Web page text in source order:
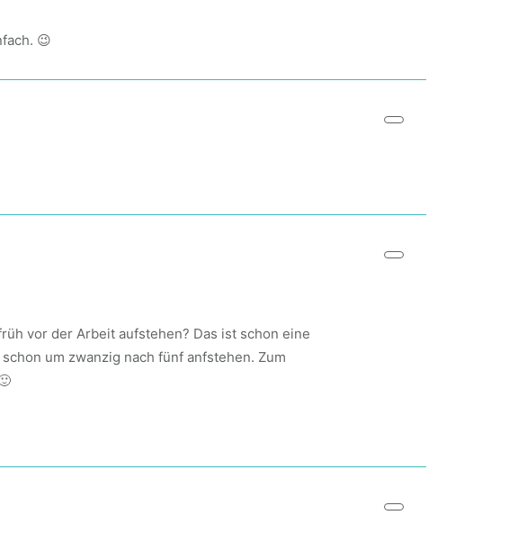
😉
vor der Arbeit aufstehen? Das ist schon eine
um zwanzig nach fünf anfstehen. Zum